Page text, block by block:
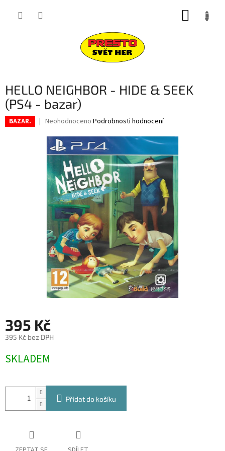
HELLO NEIGHBOR - HIDE & SEEK
(PS4 - bazar)
BAZAR.
Průměrné
produktu
je
0,0
z
5
hvězdiček.
Neohodnoceno Podrobnosti hodnocení
395 Kč
395 Kč bez DPH
cena:
SKLADEM
Přidat do košíku